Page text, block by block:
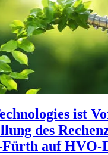
ist
des
auf HVO-